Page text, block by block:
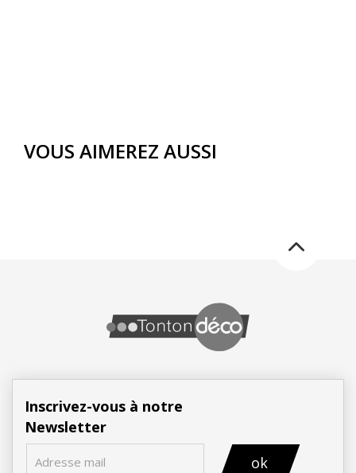
VOUS AIMEREZ AUSSI
Inscrivez-vous à notre
Newsletter
ok